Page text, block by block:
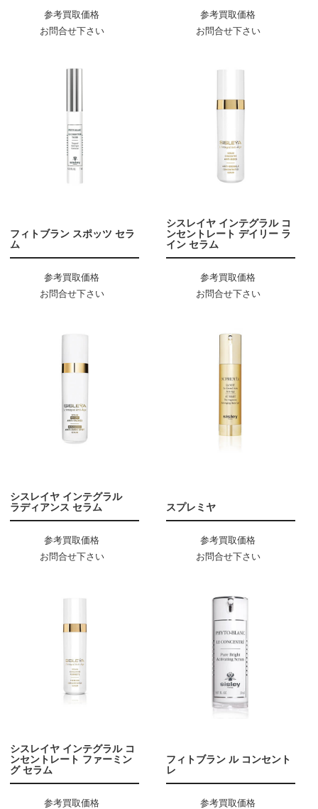
参考買取価格
お問合せ下さい
参考買取価格
お問合せ下さい
フィトブラン スポッツ セラ
ム
参考買取価格
お問合せ下さい
シスレイヤ インテグラル コ
ンセントレート デイリー ラ
イン セラム
参考買取価格
お問合せ下さい
シスレイヤ インテグラル
ラディアンス セラム
参考買取価格
お問合せ下さい
スプレミヤ
参考買取価格
お問合せ下さい
シスレイヤ インテグラル コ
ンセントレート ファーミン
グ セラム
参考買取価格
フィトブラン ル コンセント
レ
参考買取価格